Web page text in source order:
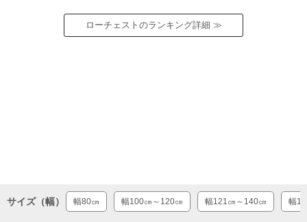
ローチェストのランキング詳細 ≫
サイズ（幅） 幅80㎝ 幅100㎝～120㎝ 幅121㎝～140㎝ 幅